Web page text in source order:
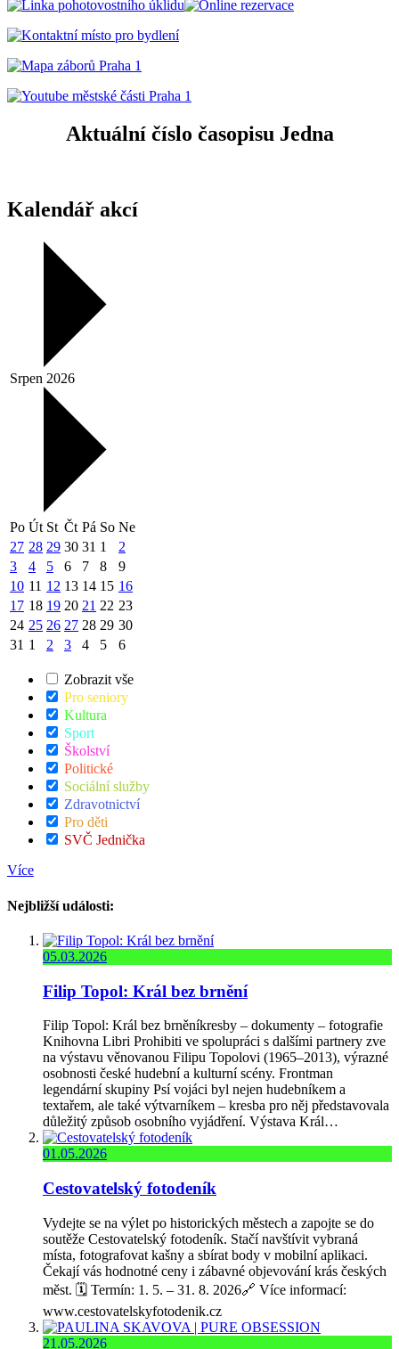
Aktuální číslo časopisu Jedna
Kalendář akcí
Srpen 2026
Po Út St Čt Pá So Ne
27 28 29 30 31 1
2
3
4 5 6 7 8
9
10 11 12 13 14 15 16
17 18 19 20 21 22 23
24 25 26 27 28 29 30
31 1 2 3 4 5 6
Zobrazit vše
Pro seniory
Kultura
Sport
Školství
Politické
Sociální služby
Zdravotnictví
Pro děti
SVČ Jednička
Více
Nejbližší události:
05.03.2026
Filip Topol: Král bez brnění
Filip Topol: Král bez brněníkresby – dokumenty – fotografie
Knihovna Libri Prohibiti ve spolupráci s dalšími partnery zve
na výstavu věnovanou Filipu Topolovi (1965–2013), výrazné
osobnosti české hudební a kulturní scény. Frontman
legendární skupiny Psí vojáci byl nejen hudebníkem a
textařem, ale také výtvarníkem – kresba pro něj představovala
důležitý způsob osobního vyjádření. Výstava Král…
01.05.2026
Cestovatelský fotodeník
Vydejte se na výlet po historických městech a zapojte se do
soutěže Cestovatelský fotodeník. Stačí navštívit vybraná
místa, fotografovat kašny a sbírat body v mobilní aplikaci.
Čekají vás hodnotné ceny i zábavné objevování krás českých
měst. 🗓️ Termín: 1. 5. – 31. 8. 2026🔗 Více informací:
www.cestovatelskyfotodenik.cz
21.05.2026